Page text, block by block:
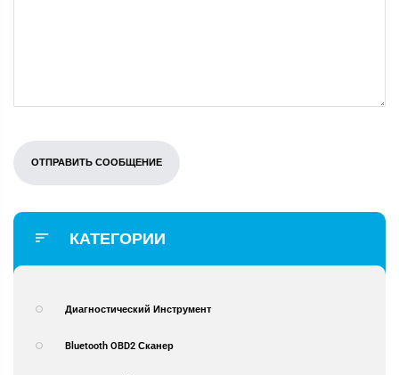
КАТЕГОРИИ
Диагностический Инструмент
Bluetooth OBD2 Сканер